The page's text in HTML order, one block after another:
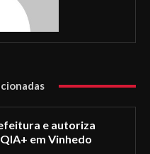
e autoriza
em Vinhedo